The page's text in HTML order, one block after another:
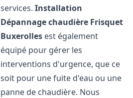
services.Installation
Dépannage chaudière Frisquet
Buxerolles est également
équipé pour gérer les
interventions d'urgence, que ce
soit pour une fuite d'eau ou une
panne de chaudière. Nous